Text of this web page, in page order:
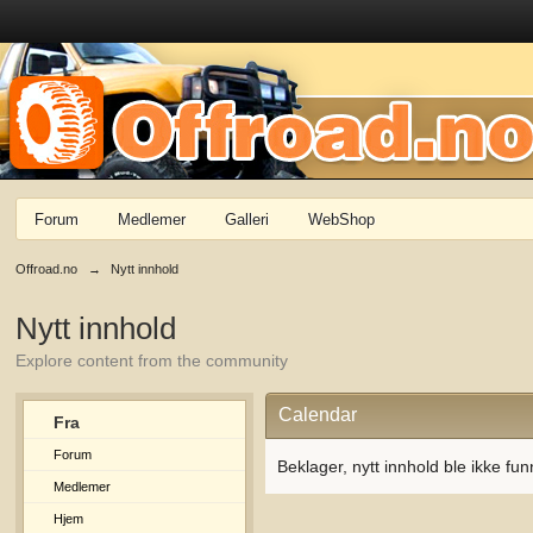
Forum Medlemer Galleri WebShop
Offroad.no → Nytt innhold
Nytt innhold
Explore content from the community
Fra
Forum
Medlemer
Hjem
Calendar
Beklager, nytt innhold ble ikke